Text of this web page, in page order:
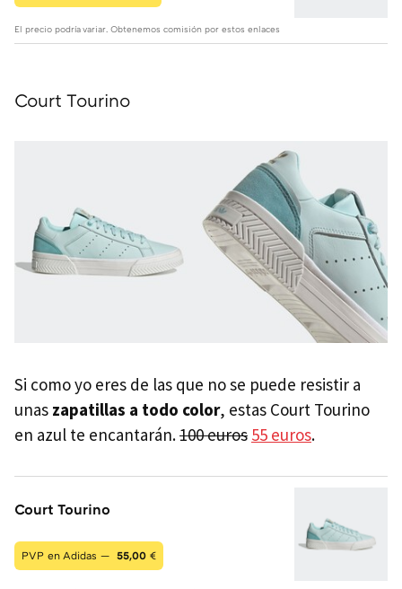
El precio podría variar. Obtenemos comisión por estos enlaces
Court Tourino
Si como yo eres de las que no se puede resistir a
unas zapatillas a todo color, estas Court Tourino
en azul te encantarán.100 euros 55 euros.
Court Tourino
PVP en Adidas — 55,00 €